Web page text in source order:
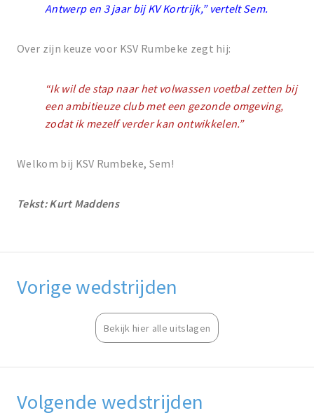
Antwerp en 3 jaar bij KV Kortrijk,” vertelt Sem.
Over zijn keuze voor KSV Rumbeke zegt hij:
“Ik wil de stap naar het volwassen voetbal zetten bij
een ambitieuze club met een gezonde omgeving,
zodat ik mezelf verder kan ontwikkelen.”
Welkom bij KSV Rumbeke, Sem!
Tekst: Kurt Maddens
Vorige wedstrijden
Bekijk hier alle uitslagen
Volgende wedstrijden